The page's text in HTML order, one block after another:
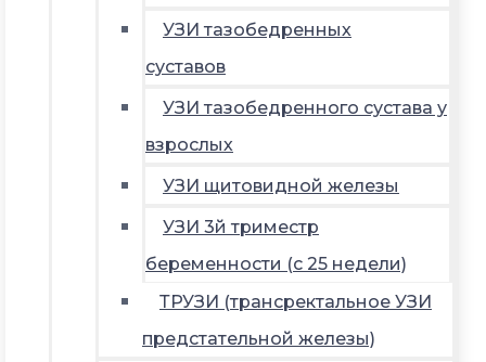
УЗИ тазобедренных
суставов
УЗИ тазобедренного сустава у
взрослых
УЗИ щитовидной железы
УЗИ 3й триместр
беременности (с 25 недели)
ТРУЗИ (трансректальное УЗИ
предстательной железы)